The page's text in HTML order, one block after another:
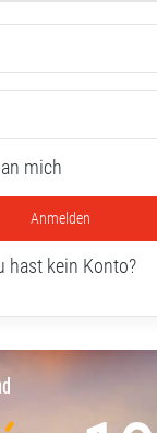
mich
Anmelden
hast kein Konto?